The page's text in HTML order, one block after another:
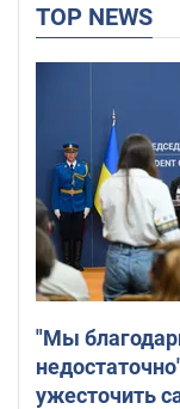
TOP NEWS
"Мы
ужесточить